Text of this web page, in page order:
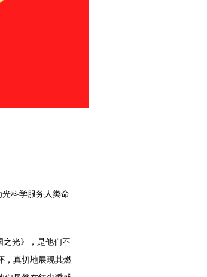
光科学服务人类命
之光》，是他们不
，真切地展现其燃